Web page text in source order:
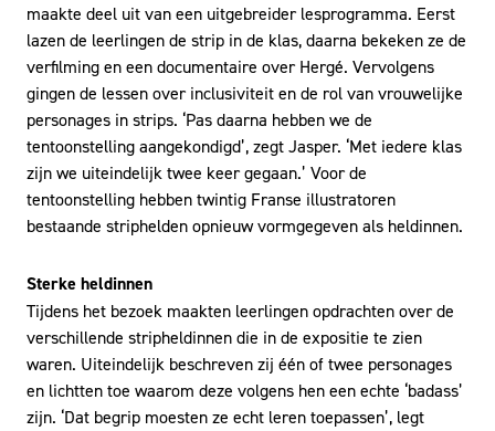
maakte deel uit van een uitgebreider lesprogramma. Eerst
lazen de leerlingen de strip in de klas, daarna bekeken ze de
verfilming en een documentaire over Hergé. Vervolgens
gingen de lessen over inclusiviteit en de rol van vrouwelijke
personages in strips. ‘Pas daarna hebben we de
tentoonstelling aangekondigd’, zegt Jasper. ‘Met iedere klas
zijn we uiteindelijk twee keer gegaan.’ Voor de
tentoonstelling hebben twintig Franse illustratoren
bestaande striphelden opnieuw vormgegeven als heldinnen.
Sterke heldinnen
Tijdens het bezoek maakten leerlingen opdrachten over de
verschillende stripheldinnen die in de expositie te zien
waren. Uiteindelijk beschreven zij één of twee personages
en lichtten toe waarom deze volgens hen een echte ‘badass’
zijn. ‘Dat begrip moesten ze echt leren toepassen’, legt